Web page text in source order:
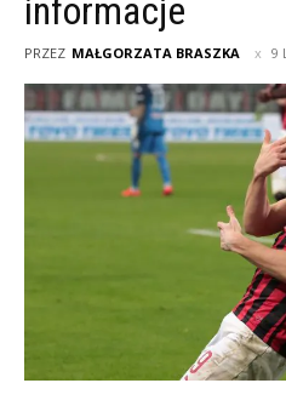
informacje
PRZEZ MAŁGORZATA BRASZKA 9